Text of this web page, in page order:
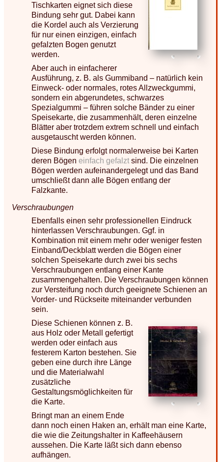
Tischkarten eignet sich diese
Bindung sehr gut. Dabei kann
die Kordel auch als Verzierung
für nur einen einzigen, einfach
gefalzten Bogen genutzt
werden.
Aber auch in einfacherer
Ausführung, z. B. als Gummiband – natürlich kein
Einweck- oder normales, rotes Allzweckgummi,
sondern ein abgerundetes, schwarzes
Spezialgummi – führen solche Bänder zu einer
Speisekarte, die zusammenhält, deren einzelne
Blätter aber trotzdem extrem schnell und einfach
ausgetauscht werden können.
Diese Bindung erfolgt normalerweise bei Karten
deren Bögen einfach gefalzt sind. Die einzelnen
Bögen werden aufeinandergelegt und das Band
umschließt dann alle Bögen entlang der
Falzkante.
Verschraubungen
Ebenfalls einen sehr professionellen Eindruck
hinterlassen Verschraubungen. Ggf. in
Kombination mit einem mehr oder weniger festen
Einband/Deckblatt werden die Bögen einer
solchen Speisekarte durch zwei bis sechs
Verschraubungen entlang einer Kante
zusammengehalten. Die Verschraubungen können
zur Versteifung noch durch geeignete Schienen an
Vorder- und Rückseite miteinander verbunden
sein.
Diese Schienen können z. B.
aus Holz oder Metall gefertigt
werden oder einfach aus
festerem Karton bestehen. Sie
geben eine durch ihre Länge
und die Materialwahl
zusätzliche
Gestaltungsmöglichkeiten für
die Karte.
Bringt man an einem Ende
dann noch einen Haken an, erhält man eine Karte,
die wie die Zeitungshalter in Kaffeehäusern
aussehen. Die Karte läßt sich dann ebenso
aufhängen.